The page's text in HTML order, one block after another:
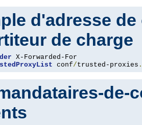
d'adresse
de charge
conf/trusted-proxies .
de-